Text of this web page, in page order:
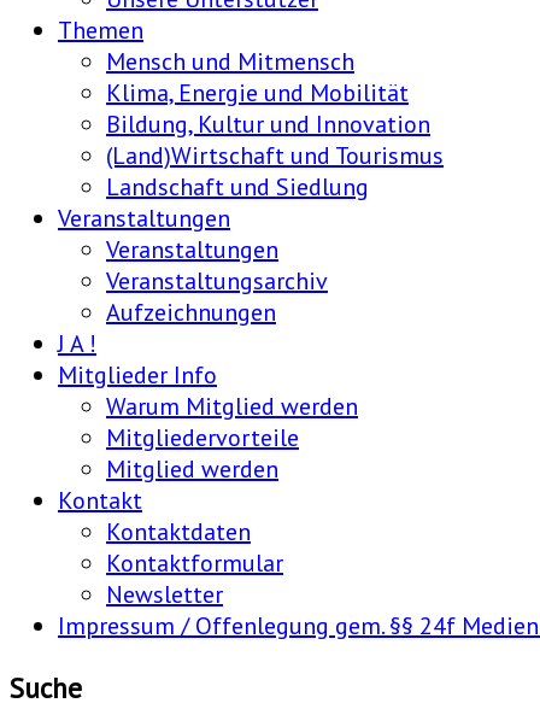
Themen
Mensch und Mitmensch
Klima, Energie und Mobilität
Bildung, Kultur und Innovation
(Land)Wirtschaft und Tourismus
Landschaft und Siedlung
Veranstaltungen
Veranstaltungen
Veranstaltungsarchiv
Aufzeichnungen
J A !
Mitglieder Info
Warum Mitglied werden
Mitgliedervorteile
Mitglied werden
Kontakt
Kontaktdaten
Kontaktformular
Newsletter
Impressum / Offenlegung gem. §§ 24f
Suche